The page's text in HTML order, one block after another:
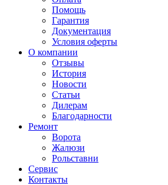
Помощь
Гарантия
Документация
Условия оферты
О компании
Отзывы
История
Новости
Статьи
Дилерам
Благодарности
Ремонт
Ворота
Жалюзи
Рольставни
Сервис
Контакты